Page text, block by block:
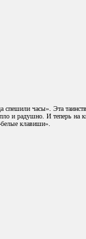
часы». Эта
и радушно. И теперь на
клавиши».